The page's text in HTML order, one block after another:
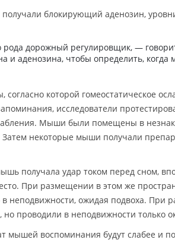
блокирующий аденозин,
рода дорожный регулировщик, —
и аденозина, чтобы определить, когда
которой гомеостатическое
исследователи
Мыши были помещены в
Затем некоторые мыши получали
получала удар током перед сном,
При размещении в этом же
неподвижности, ожидая подвоха. При
проводили в неподвижности только
мышей воспоминания будут слабее и